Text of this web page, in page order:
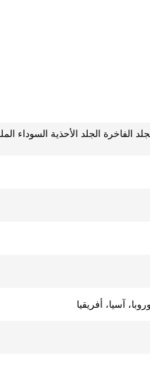
الفاخرة الجلد الأحذية السوداء
آسيا، أفريقيا